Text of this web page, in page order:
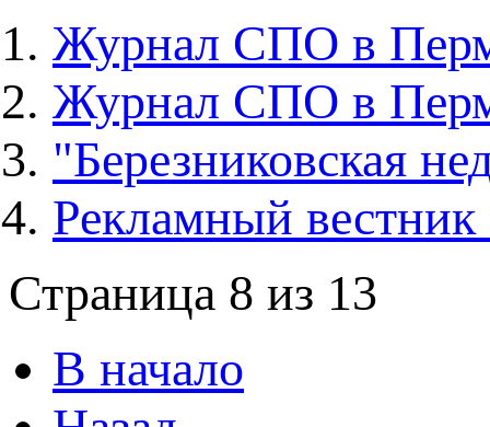
Журнал СПО в
Журнал СПО в
"Березниковская
Рекламный
Страница 8 из 13
В начало